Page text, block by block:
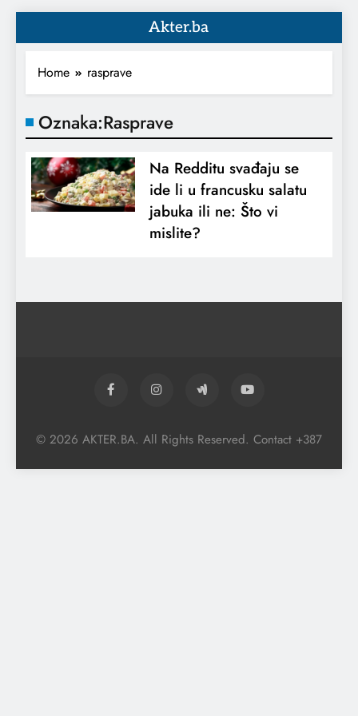
Akter.ba
Home rasprave
Oznaka:Rasprave
Na Redditu svađaju se
ide li u francusku salatu
jabuka ili ne: Što vi
mislite?
© 2026 AKTER.BA. All Rights Reserved. Contact +387